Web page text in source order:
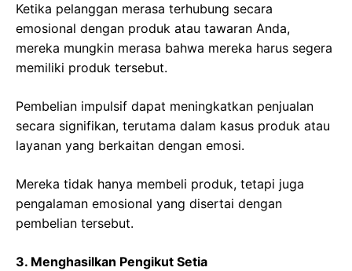
Ketika pelanggan merasa terhubung secara
emosional dengan produk atau tawaran Anda,
mereka mungkin merasa bahwa mereka harus segera
memiliki produk tersebut.
Pembelian impulsif dapat meningkatkan penjualan
secara signifikan, terutama dalam kasus produk atau
layanan yang berkaitan dengan emosi.
Mereka tidak hanya membeli produk, tetapi juga
pengalaman emosional yang disertai dengan
pembelian tersebut.
3. Menghasilkan Pengikut Setia